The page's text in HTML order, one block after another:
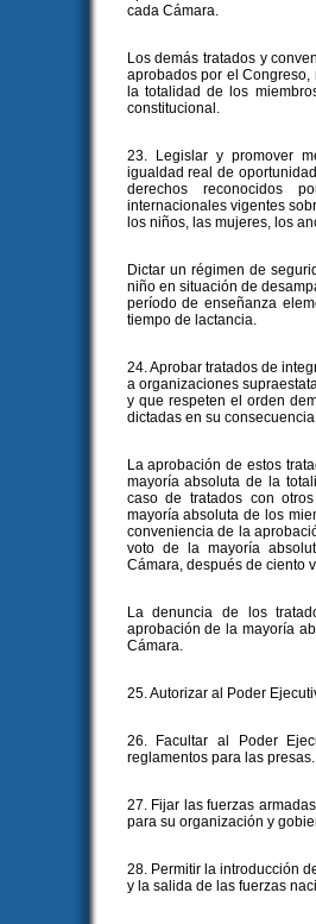
cada Cámara.
Los demás tratados y
aprobados por el
la totalidad de los
constitucional.
23. Legislar y promover
igualdad real de
derechos reconocidos
internacionales vigentes
los niños, las mujeres, los
Dictar un régimen de
niño en situación de
período de enseñanza
tiempo de lactancia.
24. Aprobar tratados de
a organizaciones
y que respeten el orden
dictadas en su
La aprobación de estos
mayoría absoluta de la
caso de tratados con
mayoría absoluta de los
conveniencia de la
voto de la mayoría
Cámara, después de ciento
La denuncia de los
aprobación de la mayoría
Cámara.
25. Autorizar al Poder
26. Facultar al Poder
reglamentos para las presas.
27. Fijar las fuerzas
para su organización y
28. Permitir la introducción
y la salida de las fuerzas